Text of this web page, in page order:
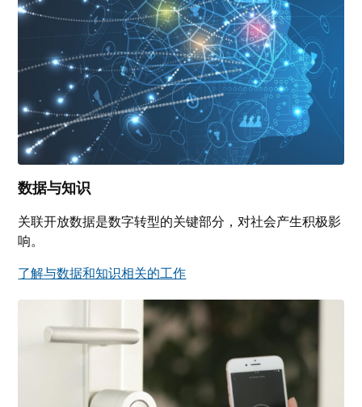
数据与知识
关联开放数据是数字转型的关键部分，对社会产生积极影
响。
了解与数据和知识相关的工作